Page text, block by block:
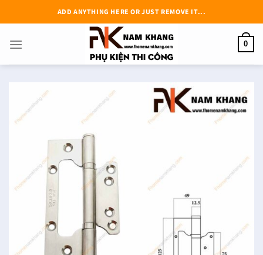
đến
dung
ADD ANYTHING HERE OR JUST REMOVE IT...
0